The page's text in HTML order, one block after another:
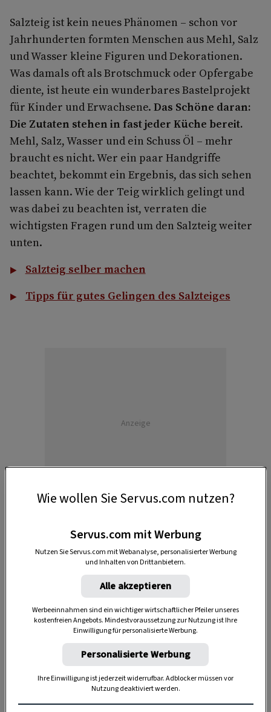
Salzteig ist kein neues Phänomen – schon vor
Jahrhunderten formten Menschen aus Mehl, Salz
und Wasser kleine Figuren und Dekorationen.
Was damals oft als Brotschmuck oder Opfergabe
diente, ist heute ein wunderbares Bastelprojekt
für Kinder und Erwachsene. Das Schöne daran:
Die Zutaten stehen in fast jeder Küche bereit.
Mehl, Salz, Wasser und ein Schuss Öl – mehr
braucht es nicht. Wer ein paar Handgriffe
beachtet, bekommt ein Ergebnis, das sich sehen
lassen kann. Wie der Teig wirklich gelingt und
was dabei zu beachten ist, verraten die
wichtigsten Fragen rund um den Salzteig weiter
unten.
Salzteig selber machen
Tipps für gutes Gelingen des Salzteiges
Anzeige
Salzteig selber machen, so geht‘s:
Zutaten für den Salzteig:
2 Teile Mehl
1 Teil Wasser
1 Teil Salz
1 EL Öl
Wie wollen Sie Servus.com nutzen?
Servus.com mit Werbung
Nutzen Sie Servus.com mit Webanalyse, personalisierter Werbung
und Inhalten von Drittanbietern.
Alle akzeptieren
Werbeeinnahmen sind ein wichtiger wirtschaftlicher Pfeiler unseres
kostenfreien Angebots. Mindestvoraussetzung zur Nutzung ist Ihre
Einwilligung für personalisierte Werbung.
Personalisierte Werbung
Ihre Einwilligung ist jederzeit widerrufbar. Adblocker müssen vor
Nutzung deaktiviert werden.